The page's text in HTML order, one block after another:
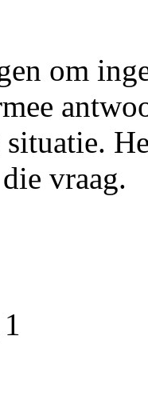
om
situatie.
vraag.